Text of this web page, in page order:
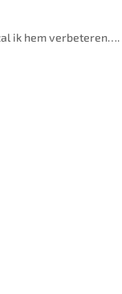
ik hem verbeteren….